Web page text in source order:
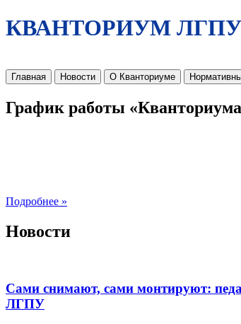
КВАНТОРИУМ ЛГПУ
Главная Новости О Кванториуме
График работы
Подробнее »
Новости
Сами снимают, сами монтируют:
ЛГПУ​